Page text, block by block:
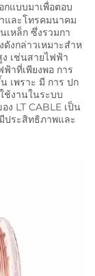
กแบบมาเพื่อตอบ
และโทรคมนาคม
เหล็ก ซึ่งรวมกา
งกล่าวเหมาะสําห
เช่นสายไฟฟ้า
าที่เพียงพอ การ
เพราะ มี การ ปก
ช้งานในระบบ
ง LT CABLE เป็น
ประสิทธิภาพและ